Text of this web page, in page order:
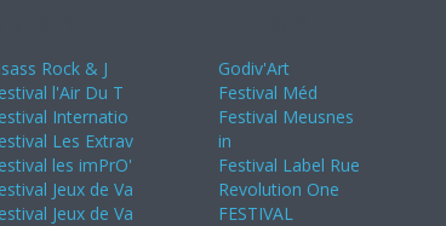
Rock & J
l'Air Du T
Internatio
Les Extrav
les imPrO'
Jeux de Va
Jeux de Va
Godiv'Art
Festival Méd
Festival Meusnes
in
Festival Label Rue
Revolution One
FESTIVAL